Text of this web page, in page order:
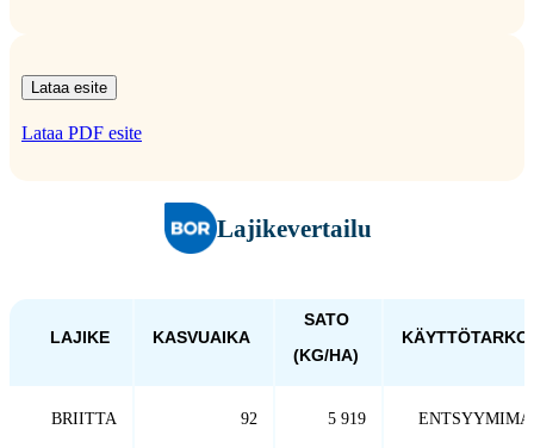
Lataa esite
Lataa PDF esite
Lajikevertailu
LAJIKE KASVUAIKA
SATO
(KG/HA)
BRIITTA 92 5 919